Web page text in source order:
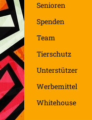
Senioren
Spenden
Team
Tierschutz
Unterstützer
Werbemittel
Whitehouse